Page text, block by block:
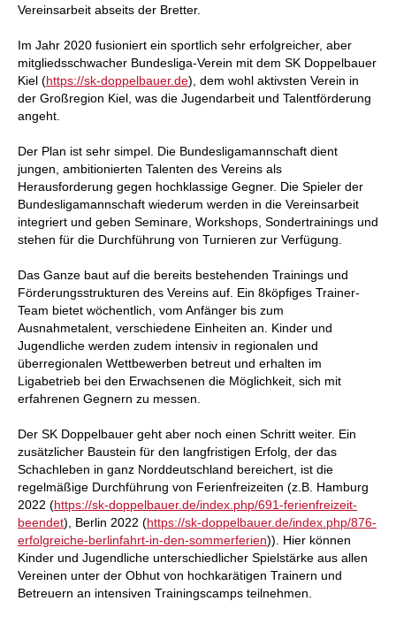
Vereinsarbeit abseits der Bretter.
Im Jahr 2020 fusioniert ein sportlich sehr erfolgreicher, aber
mitgliedsschwacher Bundesliga-Verein mit dem SK Doppelbauer
Kiel (https://sk-doppelbauer.de), dem wohl aktivsten Verein in
der Großregion Kiel, was die Jugendarbeit und Talentförderung
angeht.
Der Plan ist sehr simpel. Die Bundesligamannschaft dient
jungen, ambitionierten Talenten des Vereins als
Herausforderung gegen hochklassige Gegner. Die Spieler der
Bundesligamannschaft wiederum werden in die Vereinsarbeit
integriert und geben Seminare, Workshops, Sondertrainings und
stehen für die Durchführung von Turnieren zur Verfügung.
Das Ganze baut auf die bereits bestehenden Trainings und
Förderungsstrukturen des Vereins auf. Ein 8köpfiges Trainer-
Team bietet wöchentlich, vom Anfänger bis zum
Ausnahmetalent, verschiedene Einheiten an. Kinder und
Jugendliche werden zudem intensiv in regionalen und
überregionalen Wettbewerben betreut und erhalten im
Ligabetrieb bei den Erwachsenen die Möglichkeit, sich mit
erfahrenen Gegnern zu messen.
Der SK Doppelbauer geht aber noch einen Schritt weiter. Ein
zusätzlicher Baustein für den langfristigen Erfolg, der das
Schachleben in ganz Norddeutschland bereichert, ist die
regelmäßige Durchführung von Ferienfreizeiten (z.B. Hamburg
2022 (https://sk-doppelbauer.de/index.php/691-ferienfreizeit-
beendet), Berlin 2022 (https://sk-doppelbauer.de/index.php/876-
erfolgreiche-berlinfahrt-in-den-sommerferien)). Hier können
Kinder und Jugendliche unterschiedlicher Spielstärke aus allen
Vereinen unter der Obhut von hochkarätigen Trainern und
Betreuern an intensiven Trainingscamps teilnehmen.